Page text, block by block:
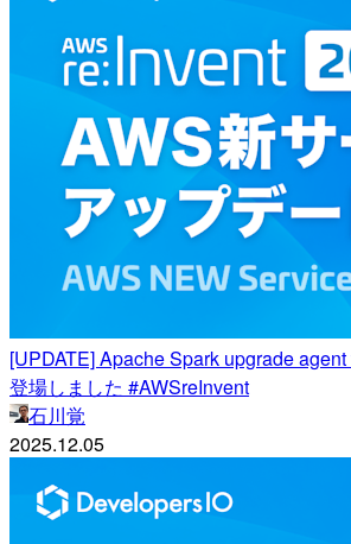
[UPDATE] Apache Spark upgrade
登場しました #AWSreInvent
石川覚
2025.12.05